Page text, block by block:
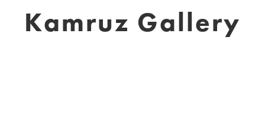
Kamruz Gallery